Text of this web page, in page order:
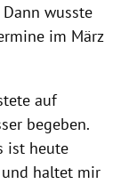
wusste
im März
auf
begeben.
ist heute
und haltet mir